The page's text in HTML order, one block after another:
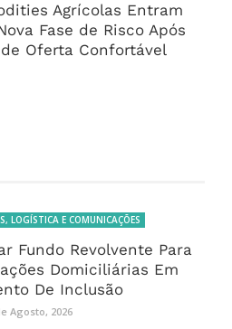
Agrícolas Entram
Fase de Risco Após
Oferta Confortável
LOGÍSTICA E COMUNICAÇÕES
Fundo Revolvente Para
Domiciliárias Em
De Inclusão
Agosto, 2026